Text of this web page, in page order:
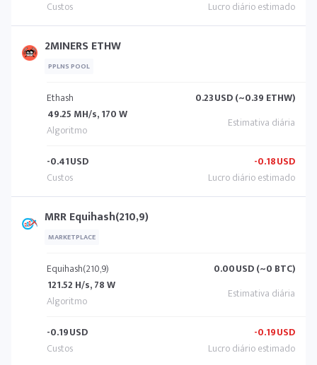
2MINERS ETHW
PPLNS POOL
Ethash
49.25 MH/s, 170 W
0.23USD (~0.39 ETHW)
-0.41USD -0.18USD
MRR Equihash(210,9)
MARKETPLACE
Equihash(210,9)
121.52 H/s, 78 W
0.00USD (~0 BTC)
-0.19USD -0.19USD